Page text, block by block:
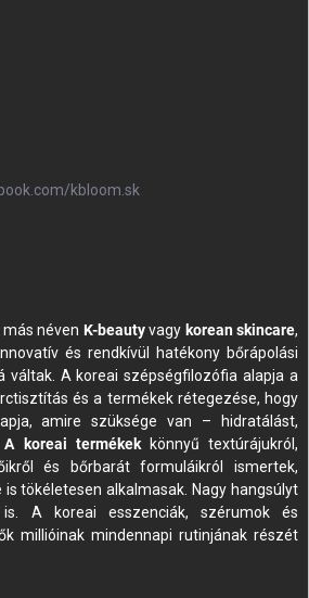
kbloom.sk
más néven K-beautyvagy korean skincare,
és rendkívül hatékony bőrápolási
váltak. A koreai szépségfilozófia alapja a
és a termékek rétegezése, hogy
amire szüksége van – hidratálást,
A koreai termékekkönnyű textúrájukról,
és bőrbarát formuláikról ismertek,
tökéletesen alkalmasak. Nagy hangsúlyt
A koreai esszenciák, szérumok és
millióinak mindennapi rutinjának részét